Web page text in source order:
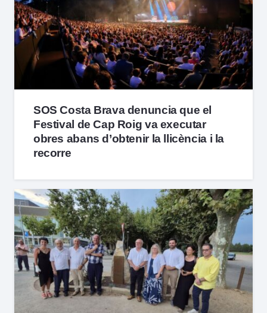
SOS Costa Brava denuncia que el
Festival de Cap Roig va executar
obres abans d’obtenir la llicència i la
recorre